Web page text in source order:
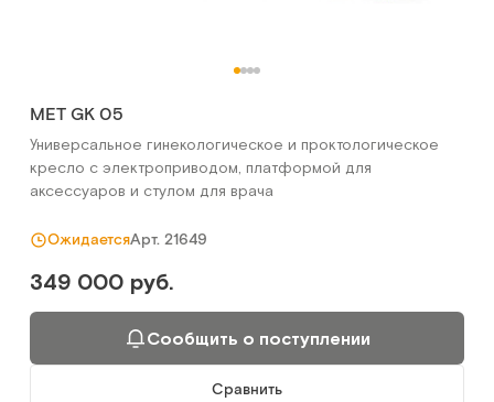
МЕТ GK 05
Универсальное гинекологическое и проктологическое
кресло с электроприводом, платформой для
аксессуаров и стулом для врача
ОжидаетсяАрт. 21649
349 000 руб.
Сообщить о поступлении
Сравнить